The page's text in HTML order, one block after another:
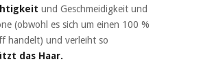
und Geschmeidigkeit und
(obwohl es sich um einen 100 %
handelt) und verleiht so
das Haar.